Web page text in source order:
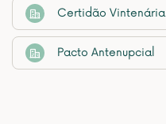
Certidão Vintenária
Pacto Antenupcial